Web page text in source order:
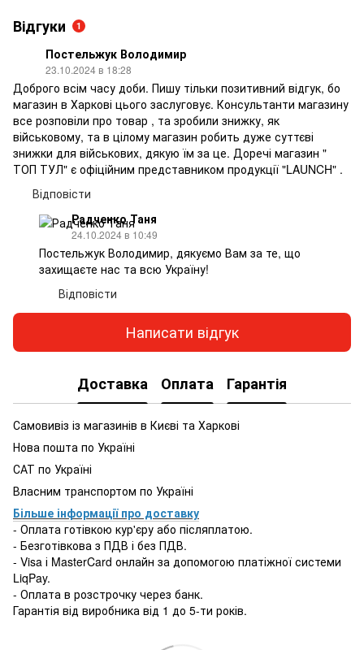
Відгуки 1
Постельжук Володимир
23.10.2024 в 18:28
Доброго всім часу доби. Пишу тільки позитивний відгук, бо
магазин в Харкові цього заслуговує. Консультанти магазину
все розповіли про товар , та зробили знижку, як
військовому, та в цілому магазин робить дуже суттєві
знижки для військових, дякую їм за це. Доречі магазин "
ТОП ТУЛ" є офіційним представником продукції "LAUNCH" .
Відповісти
Радченко Таня
24.10.2024 в 10:49
Постельжук Володимир, дякуємо Вам за те, що
захищаєте нас та всю Україну!
Відповісти
Написати відгук
Доставка Оплата Гарантія
Самовивіз із магазинів в Києві та Харкові
Нова пошта по Україні
САТ по Україні
Власним транспортом по Україні
Більше інформації про доставку
- Оплата готівкою кур'єру або післяплатою.
- Безготівкова з ПДВ і без ПДВ.
- Visa і MasterCard онлайн за допомогою платіжної системи
LiqPay.
- Оплата в розстрочку через банк.
Гарантія від виробника від 1 до 5-ти років.